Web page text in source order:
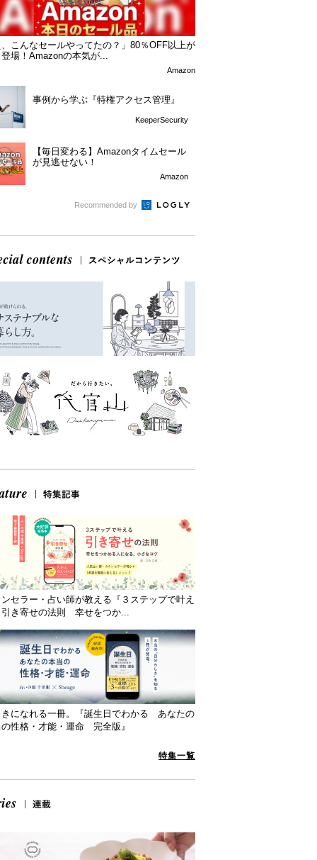
こんなセールやってたの？」80％OFF以上が
場！Amazonの本気が...
Amazon
事例から学ぶ『特権アクセス管理』
KeeperSecurity
【毎日変わる】Amazonタイムセール
が見逃せない！
Amazon
Recommended by
セラー・占い師が教える『３ステップで叶え
き寄せの法則 幸せをつか...
きになれる一冊。『誕生日でわかる あなたの
性格・才能・運命 完全版』
特集一覧